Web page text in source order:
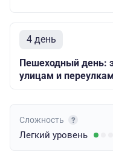
4 день
Пешеходный день:
улицам и
Сложность
Легкий уровень